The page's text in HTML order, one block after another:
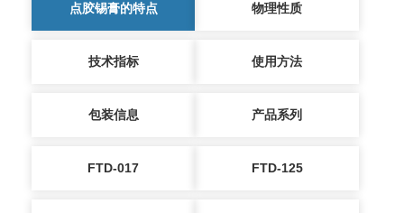
点胶锡膏的特点 物理性质
技术指标 使用方法
包装信息 产品系列
FTD-017 FTD-125